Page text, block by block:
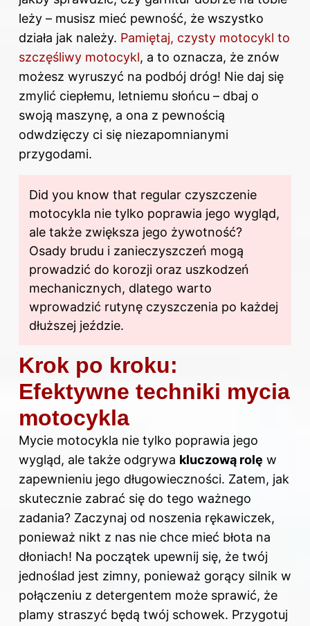
leży – musisz mieć pewność, że wszystko
działa jak należy. Pamiętaj, czysty motocykl to
szczęśliwy motocykl, a to oznacza, że znów
możesz wyruszyć na podbój dróg! Nie daj się
zmylić ciepłemu, letniemu słońcu – dbaj o
swoją maszynę, a ona z pewnością
odwdzięczy ci się niezapomnianymi
przygodami.
Did you know that regular czyszczenie
motocykla nie tylko poprawia jego wygląd,
ale także zwiększa jego żywotność?
Osady brudu i zanieczyszczeń mogą
prowadzić do korozji oraz uszkodzeń
mechanicznych, dlatego warto
wprowadzić rutynę czyszczenia po każdej
dłuższej jeździe.
Krok po kroku:
Efektywne techniki mycia
motocykla
Mycie motocykla nie tylko poprawia jego
wygląd, ale także odgrywa kluczową rolę w
zapewnieniu jego długowieczności. Zatem, jak
skutecznie zabrać się do tego ważnego
zadania? Zaczynaj od noszenia rękawiczek,
ponieważ nikt z nas nie chce mieć błota na
dłoniach! Na początek upewnij się, że twój
jednoślad jest zimny, ponieważ gorący silnik w
połączeniu z detergentem może sprawić, że
plamy straszyć będą twój schowek. Przygotuj